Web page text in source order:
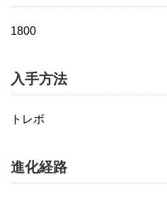
1800
入手方法
トレボ
進化経路